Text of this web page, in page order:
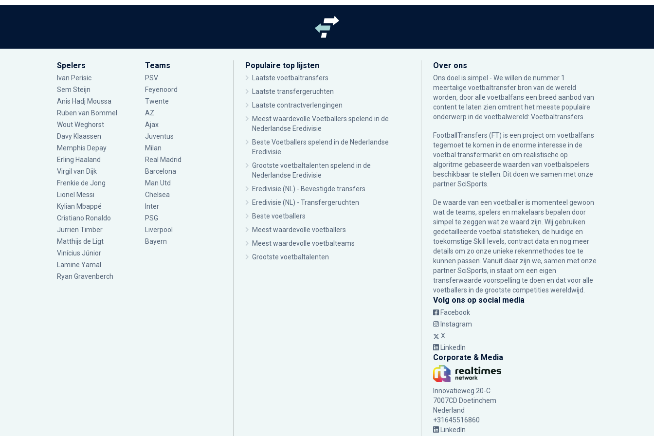
Spelers
Ivan Perisic
Sem Steijn
Anis Hadj Moussa
Ruben van Bommel
Wout Weghorst
Davy Klaassen
Memphis Depay
Erling Haaland
Virgil van Dijk
Frenkie de Jong
Lionel Messi
Kylian Mbappé
Cristiano Ronaldo
Jurriën Timber
Matthijs de Ligt
Vinícius Júnior
Lamine Yamal
Ryan Gravenberch
Teams
PSV
Feyenoord
Twente
AZ
Ajax
Juventus
Milan
Real Madrid
Barcelona
Man Utd
Chelsea
Inter
PSG
Liverpool
Bayern
Populaire top lijsten
Laatste voetbaltransfers
Laatste transfergeruchten
Laatste contractverlengingen
Meest waardevolle Voetballers spelend in de
Nederlandse Eredivisie
Beste Voetballers spelend in de Nederlandse
Eredivisie
Grootste voetbaltalenten spelend in de
Nederlandse Eredivisie
Eredivisie (NL) - Bevestigde transfers
Eredivisie (NL) - Transfergeruchten
Beste voetballers
Meest waardevolle voetballers
Meest waardevolle voetbalteams
Grootste voetbaltalenten
Over ons
Ons doel is simpel - We willen de nummer 1
meertalige voetbaltransfer bron van de wereld
worden, door alle voetbalfans een breed aanbod van
content te laten zien omtrent het meeste populaire
onderwerp in de voetbalwereld: Voetbaltransfers.
FootballTransfers (FT) is een project om voetbalfans
tegemoet te komen in de enorme interesse in de
voetbal transfermarkt en om realistische op
algoritme gebaseerde waarden van voetbalspelers
beschikbaar te stellen. Dit doen we samen met onze
partnerSciSports
De waarde van een voetballer is momenteel gewoon
wat de teams, spelers en makelaars bepalen door
simpel te zeggen wat ze waard zijn. Wij gebruiken
gedetailleerde voetbal statistieken, de huidige en
toekomstige Skill levels, contract data en nog meer
details om zo onze unieke rekenmethodes toe te
kunnen passen. Vanuit daar zijn we, samen met onze
partner SciSports, in staat om een eigen
transferwaarde voorspelling te doen en dat voor alle
voetballers in de grootste competities wereldwijd.
Volg ons op social media
Facebook
Instagram
X
LinkedIn
Corporate & Media
Innovatieweg 20-C
7007CD Doetinchem
Nederland
+31645516860
LinkedIn